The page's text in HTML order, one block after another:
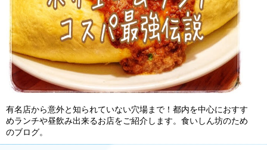
有名店から意外と知られていない穴場まで！都内を中心におすす
めランチや昼飲み出来るお店をご紹介します。食いしん坊のため
のブログ。